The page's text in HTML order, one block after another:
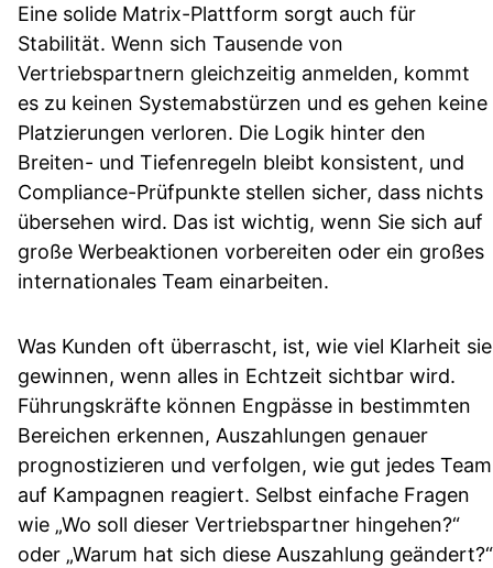
Eine solide Matrix-Plattform sorgt auch für
Stabilität. Wenn sich Tausende von
Vertriebspartnern gleichzeitig anmelden, kommt
es zu keinen Systemabstürzen und es gehen keine
Platzierungen verloren. Die Logik hinter den
Breiten- und Tiefenregeln bleibt konsistent, und
Compliance-Prüfpunkte stellen sicher, dass nichts
übersehen wird. Das ist wichtig, wenn Sie sich auf
große Werbeaktionen vorbereiten oder ein großes
internationales Team einarbeiten.
Was Kunden oft überrascht, ist, wie viel Klarheit sie
gewinnen, wenn alles in Echtzeit sichtbar wird.
Führungskräfte können Engpässe in bestimmten
Bereichen erkennen, Auszahlungen genauer
prognostizieren und verfolgen, wie gut jedes Team
auf Kampagnen reagiert. Selbst einfache Fragen
wie „Wo soll dieser Vertriebspartner hingehen?“
oder „Warum hat sich diese Auszahlung geändert?“